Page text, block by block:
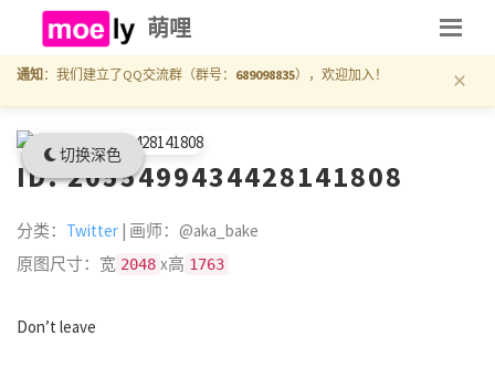
切换深色
萌哩
通知 ：我们建立了QQ交流群（群号： 689098835），欢迎加入！ ×
ID: 2055499434428141808
分类： Twitter | 画师：@aka_bake
原图尺寸：宽 2048 x高 1763
Don’t leave